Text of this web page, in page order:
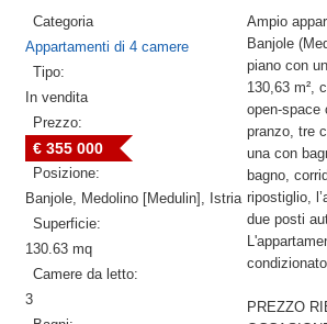
Categoria
Appartamenti di 4 camere
Tipo:
In vendita
Prezzo:
€ 355 000
Posizione:
Banjole, Medolino [Medulin], Istria
Superficie:
130.63 mq
Camere da letto:
3
Ampio
Banjole
piano con
130,63 m²,
open-space
pranzo, tre
una con
bagno,
ripostiglio,
due posti
PREZZO